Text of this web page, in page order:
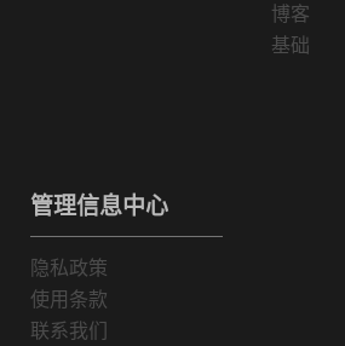
博客
基础
管理信息中心
隐私政策
使用条款
联系我们